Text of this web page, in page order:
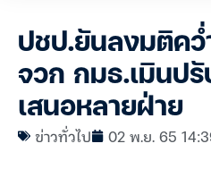
ปชป.ยันลงมติค
จวก กมธ.เมินป
เสนอหลายฝ่าย
ข่าวทั่วไป 02 พ.ย. 65